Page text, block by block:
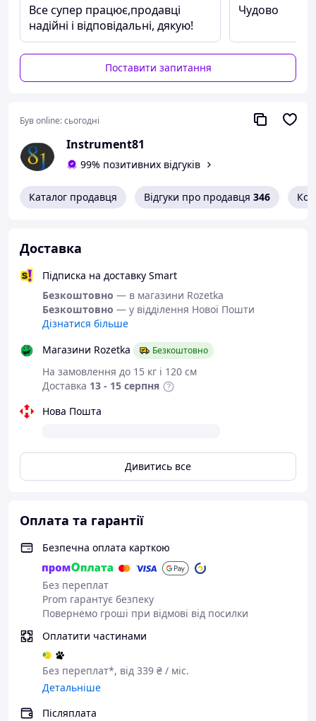
У цьому датері/маркіраторі використовується
прямий привід колеса-синхронізатора, а не гумовий
привід на колесо-синхронізатор, як у попередніх
моделях. Верхнє (неконтактне) колесо зйомне, що
дозволяє працювати з незручними, маленькими
формами (типу ПЕТ-пляшок 0.5 л). Зменшено вагу
Новий, портативний
струменевий ручний міні-
принтер
Все супер працює,продавці
надійні і відповідальні, дякую!
Чудово
Поставити запитання
Був online:сьогодні
Instrument81
99% позитивних відгуків
Каталог продавця Відгуки про продавця 346
Доставка
Підписка на доставку Smart
Безкоштовно — в магазини Rozetka
Безкоштовно — у відділення Нової Пошти
Дізнатися більше
Магазини Rozetka
Безкоштовно
На замовлення до 15 кг і 120 см
Доставка 13 - 15 серпня
Нова Пошта
Дивитись все
Оплата та гарантії
Безпечна оплата карткою
Без переплат
Prom гарантує безпеку
Повернемо гроші при відмові від посилки
Оплатити частинами
Без переплат*, від 339 ₴ / міс.
Детальніше
Післяплата